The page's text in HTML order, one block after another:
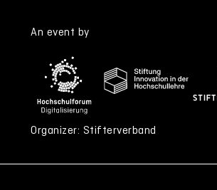
An event by
Organizer: Stifterverband